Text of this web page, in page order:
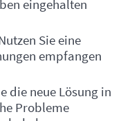
eingehalten
Sie eine
empfangen
die neue Lösung in
Probleme